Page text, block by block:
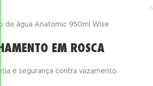
EM ROSCA
e segurança contra vazamento.